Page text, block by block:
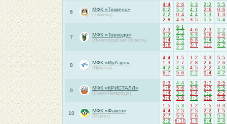
6 МФК «Тюмень»
(Тюмень)
4:4
6:2
2:2
2:8
2:6
5:2
0:4
4:6
3:3
4:1
4:4
3:5
2:2
2:6
5:3
5:5
5:5
0:6
1:3
5:4
7 МФК «Торпедо»
(Нижегородская область)
2:3
3:2
3:4
4:6
9:1
3:3
9:5
4:4
2:2
4:6
3:3
6:8
3:7
2:3
5:6
5:4
1:1
2:2
2:6
3:2
6:2
8 МФК «ИрАэро»
(Иркутск)
4:4
1:3
4:2
6:7
1:5
2:7
4:3
5:6
1:2
2:8
4:5
2:2
0:3
2:6
2:2
0:4
5:5
2:6
4:0
4:2
9 МФК «КРИСТАЛЛ»
(Санкт-Петербург)
0:3
1:8
1:4
3:4
4:4
5:6
3:3
3:6
3:2
3:5
1:4
4:3
3:7
2:3
7:1
0:0
3:5
5:5
2:2
4:6
10 МФК «Факел»
(Сургут)
1:5
4:4
2:7
2:2
5:3
2:5
5:5
6:10
1:2
2:5
2:6
1:3
1:5
2:2
3:3
6:4
0:3
1:5
5:3
4:4